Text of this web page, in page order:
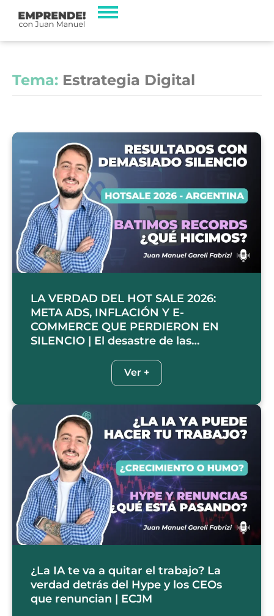
Tema: Estrategia Digital
LA VERDAD DEL HOT SALE 2026:
META ADS, INFLACIÓN Y E-
COMMERCE QUE PERDIERON EN
SILENCIO | El desastre de las…
Ver +
¿La IA te va a quitar el trabajo? La
verdad detrás del Hype y los CEOs
que renuncian | ECJM